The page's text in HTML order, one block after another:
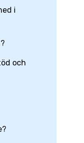
i
och